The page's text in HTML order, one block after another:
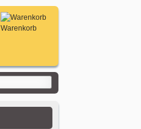
Warenkorb